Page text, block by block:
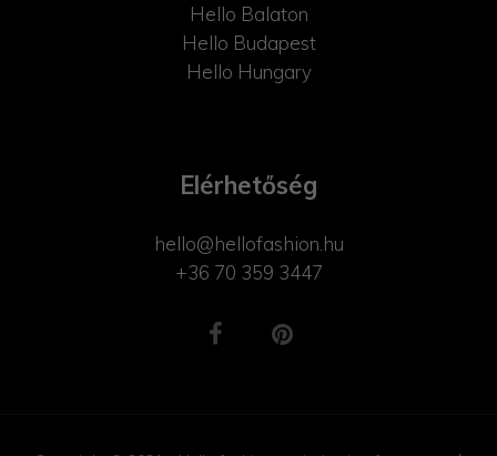
Hello Balaton
Hello Budapest
Hello Hungary
Elérhetőség
hello@hellofashion.hu
+36 70 359 3447